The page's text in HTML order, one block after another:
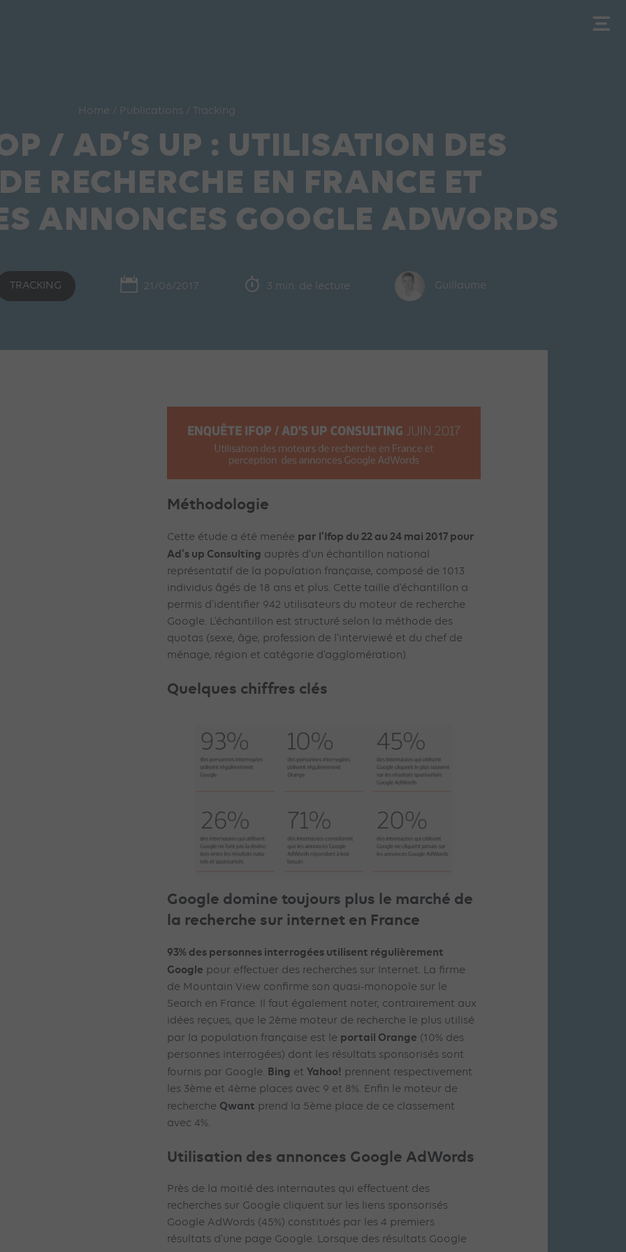
Home / Publications / Tracking
/ AD’S UP : UTILISATION DES
RECHERCHE EN FRANCE ET
ANNONCES GOOGLE ADWORDS
TRACKING 21/06/2017 3 min. de lecture Guillaume
Méthodologie
Cette étude a été menée par l’Ifop du 22 au 24 mai 2017 pour
Ad’s up Consulting auprès d’un échantillon national
représentatif de la population française, composé de 1013
individus âgés de 18 ans et plus. Cette taille d’échantillon a
permis d’identifier 942 utilisateurs du moteur de recherche
Google. L’échantillon est structuré selon la méthode des
quotas (sexe, âge, profession de l’interviewé et du chef de
ménage, région et catégorie d’agglomération).
Quelques chiffres clés
Google domine toujours plus le marché de
la recherche sur internet en France
93% des personnes interrogées utilisent régulièrement
Google pour effectuer des recherches sur Internet. La firme
de Mountain View confirme son quasi-monopole sur le
Search en France. Il faut également noter, contrairement aux
idées reçues, que le 2ème moteur de recherche le plus utilisé
par la population française est le portail Orange (10% des
personnes interrogées) dont les résultats sponsorisés sont
fournis par Google. Bing et Yahoo! prennent respectivement
les 3ème et 4ème places avec 9 et 8%. Enfin le moteur de
recherche Qwant prend la 5ème place de ce classement
avec 4%.
Utilisation des annonces Google AdWords
Près de la moitié des internautes qui effectuent des
recherches sur Google cliquent sur les liens sponsorisés
Google AdWords (45%) constitués par les 4 premiers
résultats d’une page Google. Lorsque des résultats Google